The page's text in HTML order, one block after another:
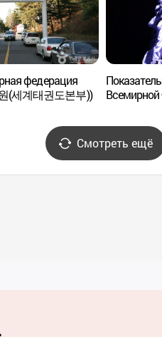
федерация
(세계태권도본부))
Всемирной
боевое
месяца' (
상설공연:
Смотреть ещё